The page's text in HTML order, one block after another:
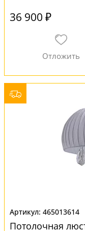
36 900 ₽
465013614
Потолочная